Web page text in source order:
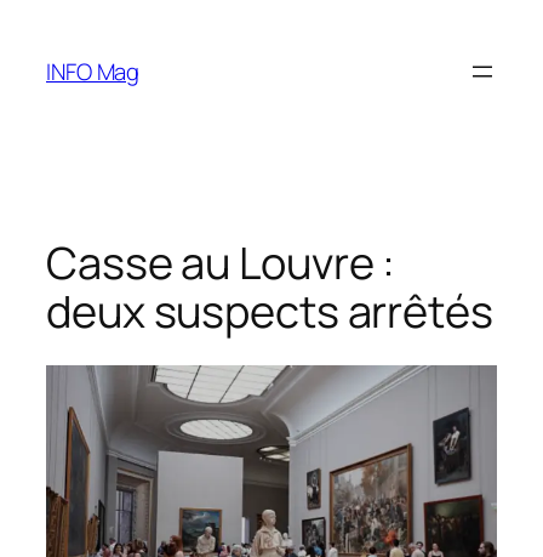
contenu
INFO Mag
Casse au Louvre :
deux suspects arrêtés